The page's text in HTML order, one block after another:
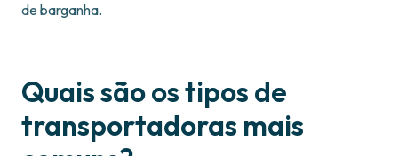
de barganha.
Quais são os tipos de
transportadoras mais